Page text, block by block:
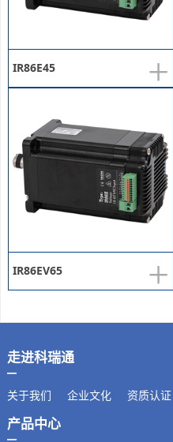
+
IR86E45
+
IR86EV65
走进科瑞通
关于我们 企业文化 资质认证
产品中心